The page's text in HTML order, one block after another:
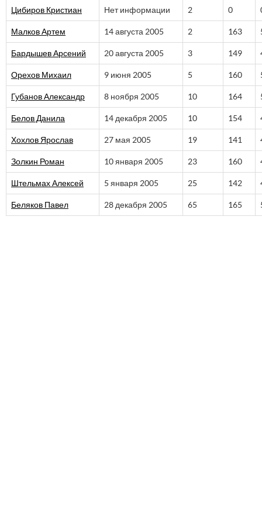
Цибиров Кристиан Нет информации 2 0
Малков Артем 14 августа 2005 2 163
Бардышев Арсений 20 августа 2005 3 149
Орехов Михаил 9 июня 2005 5 160
Губанов Александр 8 ноября 2005 10 164
Белов Данила 14 декабря 2005 10 154
Хохлов Ярослав 27 мая 2005 19 141
Золкин Роман 10 января 2005 23 160
Штельмах Алексей 5 января 2005 25 142
Беляков Павел 28 декабря 2005 65 165